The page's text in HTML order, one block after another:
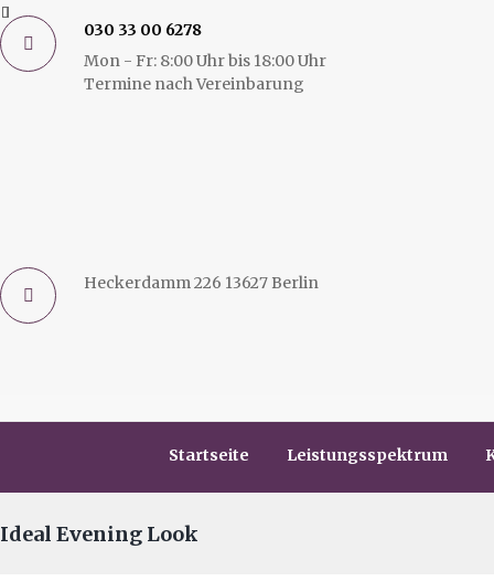
030 33 00 6278
Mon - Fr: 8:00 Uhr bis 18:00 Uhr
Termine nach Vereinbarung
Heckerdamm 226 13627 Berlin
Startseite Leistungsspektrum
Ideal Evening Look